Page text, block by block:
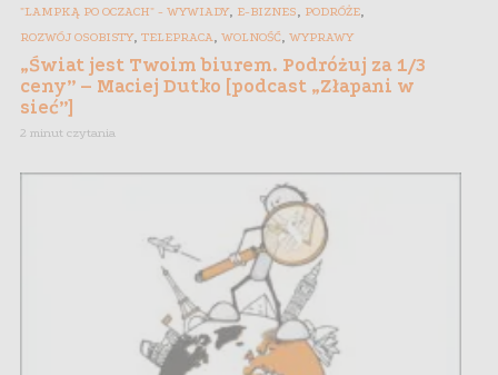
"LAMPKĄ PO OCZACH" - WYWIADY, E-BIZNES, PODRÓŻE,
ROZWÓJ OSOBISTY, TELEPRACA, WOLNOŚĆ, WYPRAWY
„Świat jest Twoim biurem. Podróżuj za 1/3
ceny” – Maciej Dutko [podcast „Złapani w
sieć”]
2 minut czytania